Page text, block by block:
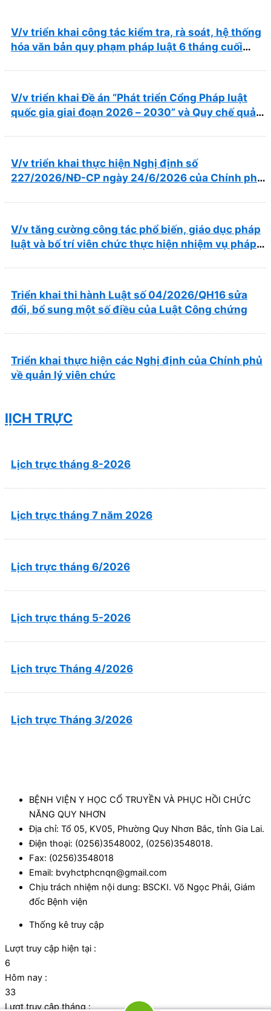
V/v triển khai công tác kiểm tra, rà soát, hệ thống
hóa văn bản quy phạm pháp luật 6 tháng cuối
V/v triển khai Đề án “Phát triển Cổng Pháp luật
quốc gia giai đoạn 2026 – 2030” và Quy chế quản
V/v triển khai thực hiện Nghị định số
227/2026/NĐ-CP ngày 24/6/2026 của Chính phủ
trong lĩnh vực y tế
V/v tăng cường công tác phổ biến, giáo dục pháp
luật và bố trí viên chức thực hiện nhiệm vụ pháp
Triển khai thi hành Luật số 04/2026/QH16 sửa
đổi, bổ sung một số điều của Luật Công chứng
Triển khai thực hiện các Nghị định của Chính phủ
về quản lý viên chức
lỊCH TRỰC
Lịch trực tháng 8-2026
Lịch trực tháng 7 năm 2026
Lịch trực tháng 6/2026
Lịch trực tháng 5-2026
Lịch trực Tháng 4/2026
Lịch trực Tháng 3/2026
BỆNH VIỆN Y HỌC CỔ TRUYỀN VÀ PHỤC HỒI CHỨC
NĂNG QUY NHƠN
Địa chỉ: Tổ 05, KV05, Phường Quy Nhơn Bắc, tỉnh Gia Lai.
Điện thoại: (0256)3548002, (0256)3548018.
Fax: (0256)3548018
Email: bvyhctphcnqn@gmail.com
Chịu trách nhiệm nội dung: BSCKI. Võ Ngọc Phải, Giám
đốc Bệnh viện
Thống kê truy cập
Lượt truy cập hiện tại :
6
Hôm nay :
33
Lượt truy cập tháng :